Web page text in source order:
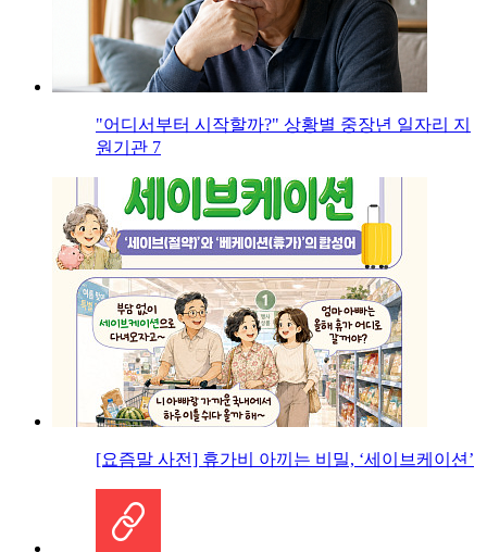
"어디서부터 시작할까?" 상황별 중장년 일자리 지
원기관 7
[요즘말 사전] 휴가비 아끼는 비밀, ‘세이브케이션’